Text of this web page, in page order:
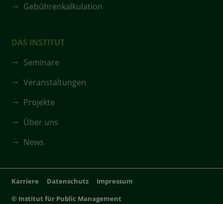
Gebührenkalkulation
DAS INSTITUT
Seminare
Veranstaltungen
Projekte
Über uns
News
Karriere Datenschutz
Impressum
© Institut für Public Management